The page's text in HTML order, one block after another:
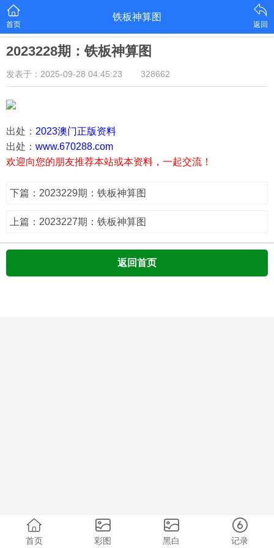
首页
铁板神算图
返回
2023228期：铁板神算图
发表于：2025-09-28 04:45:23 328662
出处： 2023澳门正版资料
出处： www.670288.com
欢迎向您的朋友推荐本站或本资料，一起交流！
下篇：2023229期：铁板神算图
上篇：2023227期：铁板神算图
返回首页
首页 彩图 黑白 记录